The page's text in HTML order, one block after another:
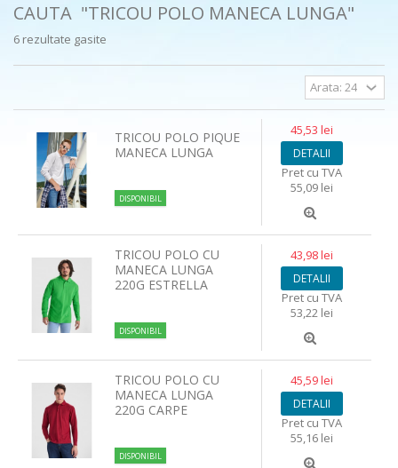
CAUTA "TRICOU POLO MANECA LUNGA"
6 rezultate gasite
TRICOU POLO PIQUE
MANECA LUNGA
DISPONIBIL
45,53 lei
DETALII
Pret cu TVA
55,09 lei
TRICOU POLO CU
MANECA LUNGA
220G ESTRELLA
DISPONIBIL
43,98 lei
DETALII
Pret cu TVA
53,22 lei
TRICOU POLO CU
MANECA LUNGA
220G CARPE
DISPONIBIL
45,59 lei
DETALII
Pret cu TVA
55,16 lei